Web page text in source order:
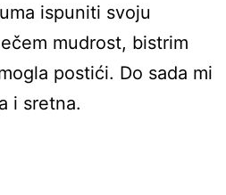
ispuniti svoju
mudrost, bistrim
postići. Do sada mi
i sretna.